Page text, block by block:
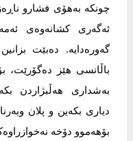
چونکە بەهۆی فشارو
ئەگەری كشانەوەی
گەورەدایە. دەبێت
باڵانسی هێز دەگۆرێت،
بەشداری هەڵبژاردن
دیاری بكەین و پلان
بۆهەموو دۆخە